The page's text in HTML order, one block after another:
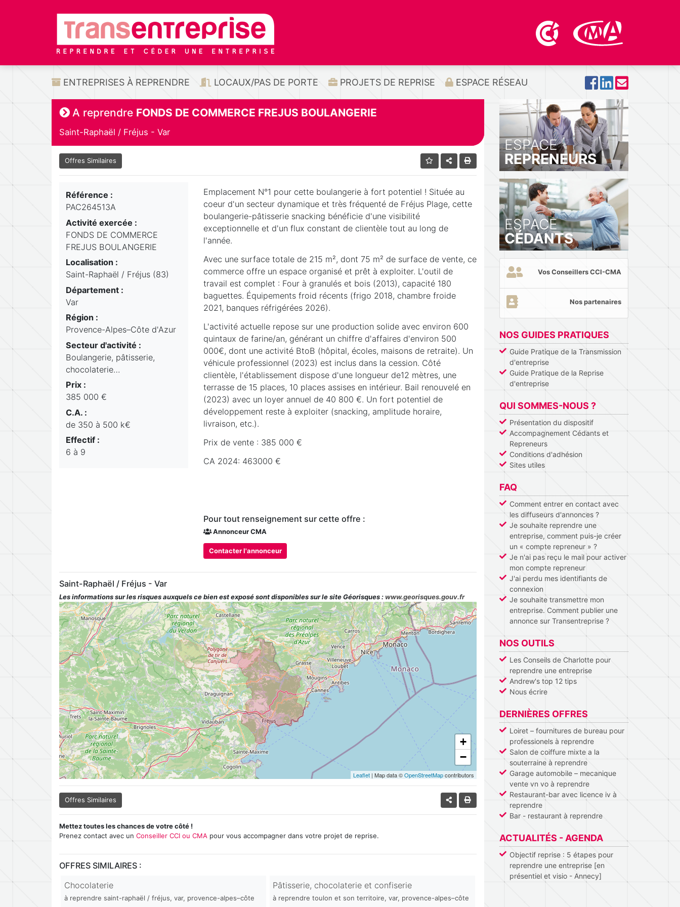
ENTREPRISES À REPRENDRE LOCAUX/PAS DE PORTE PROJETS DE REPRISE ESPACE RÉSEAU
A reprendre FONDS DE COMMERCE FREJUS BOULANGERIE
Saint-Raphaël / Fréjus - Var
Offres Similaires
Référence :
PAC264513A
Activité exercée :
FONDS DE COMMERCE
FREJUS BOULANGERIE
Localisation :
Saint-Raphaël / Fréjus (83)
Département :
Var
Région :
Provence-Alpes–Côte d'Azur
Secteur d'activité :
Boulangerie, pâtisserie,
chocolaterie…
Prix :
385 000 €
C.A. :
de 350 à 500 k€
Effectif :
6 à 9
Emplacement N°1 pour cette boulangerie à fort potentiel ! Située au
coeur d'un secteur dynamique et très fréquenté de Fréjus Plage, cette
boulangerie-pâtisserie snacking bénéficie d'une visibilité
exceptionnelle et d'un flux constant de clientèle tout au long de
l'année.
Avec une surface totale de 215 m², dont 75 m² de surface de vente, ce
commerce offre un espace organisé et prêt à exploiter. L'outil de
travail est complet : Four à granulés et bois (2013), capacité 180
baguettes. Équipements froid récents (frigo 2018, chambre froide
2021, banques réfrigérées 2026).
L'activité actuelle repose sur une production solide avec environ 600
quintaux de farine/an, générant un chiffre d'affaires d'environ 500
000€, dont une activité BtoB (hôpital, écoles, maisons de retraite). Un
véhicule professionnel (2023) est inclus dans la cession. Côté
clientèle, l'établissement dispose d'une longueur de12 mètres, une
terrasse de 15 places, 10 places assises en intérieur. Bail renouvelé en
(2023) avec un loyer annuel de 40 800 €. Un fort potentiel de
développement reste à exploiter (snacking, amplitude horaire,
livraison, etc.).
Prix de vente : 385 000 €
CA 2024: 463000 €
Pour tout renseignement sur cette offre :
Annonceur CMA
Contacter l'annonceur
Saint-Raphaël / Fréjus - Var
Les informations sur les risques auxquels ce bien est exposé sont disponibles sur le site Géorisques : www.georisques.gouv.fr
+
−
Leaflet | Map data ©OpenStreetMapcontributors
Offres Similaires
Mettez toutes les chances de votre côté !
Prenez contact avec un Conseiller CCI ou CMA pour vous accompagner dans votre projet de reprise.
OFFRES SIMILAIRES :
Chocolaterie
à reprendre saint-raphaël / fréjus, var, provence-alpes–côte
Pâtisserie, chocolaterie et confiserie
à reprendre toulon et son territoire, var, provence-alpes–côte
ESPACE
REPRENEURS
ESPACE
CÉDANTS
Vos Conseillers CCI-CMA
Nos partenaires
NOS GUIDES PRATIQUES
Guide Pratique de la Transmission
d'entreprise
Guide Pratique de la Reprise
d'entreprise
QUI SOMMES-NOUS ?
Présentation du dispositif
Accompagnement Cédants et
Repreneurs
Conditions d'adhésion
Sites utiles
FAQ
Comment entrer en contact avec
les diffuseurs d'annonces ?
Je souhaite reprendre une
entreprise, comment puis-je créer
un « compte repreneur » ?
Je n'ai pas reçu le mail pour activer
mon compte repreneur
J'ai perdu mes identifiants de
connexion
Je souhaite transmettre mon
entreprise. Comment publier une
annonce sur Transentreprise ?
NOS OUTILS
Les Conseils de Charlotte pour
reprendre une entreprise
Andrew's top 12 tips
Nous écrire
DERNIÈRES OFFRES
Loiret – fournitures de bureau pour
professionels à reprendre
Salon de coiffure mixte a la
souterraine à reprendre
Garage automobile – mecanique
vente vn vo à reprendre
Restaurant-bar avec licence iv à
reprendre
Bar - restaurant à reprendre
ACTUALITÉS - AGENDA
Objectif reprise : 5 étapes pour
reprendre une entreprise [en
présentiel et visio - Annecy]